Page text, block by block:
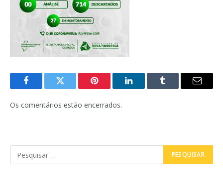
FacebookTwitter Pinterest LinkedInTumblr
E-
Os comentários estão encerrados.